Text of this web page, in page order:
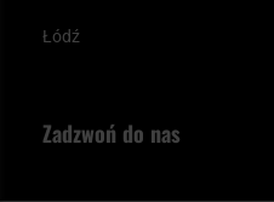
Łódź
Zadzwoń do nas